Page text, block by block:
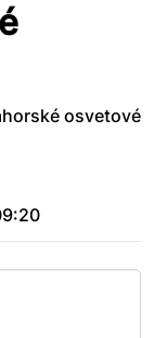
osvetové